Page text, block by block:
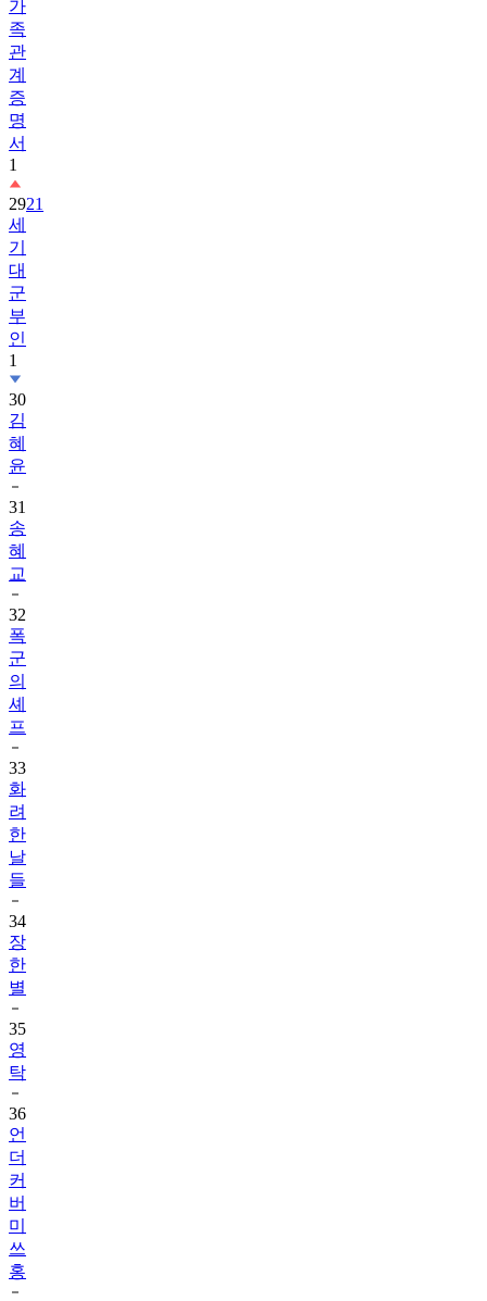
가
족
관
계
증
명
서
1
2921
세
기
대
군
부
인
1
30
김
혜
윤
31
송
혜
교
32
폭
군
의
셰
프
33
화
려
한
날
들
34
장
한
별
35
영
탁
36
언
더
커
버
미
쓰
홍